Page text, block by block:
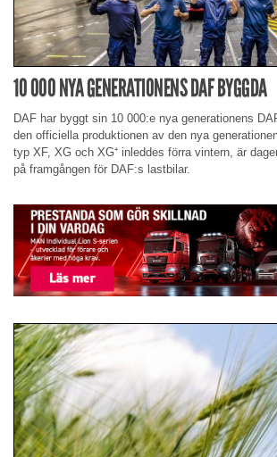
10 000 NYA GENERATIONENS DAF BYGGDA
DAF har byggt sin 10 000:e nya generationens
den officiella produktionen av den nya
typ XF, XG och XG⁺ inleddes förra vintern, är
på framgången för DAF:s lastbilar.